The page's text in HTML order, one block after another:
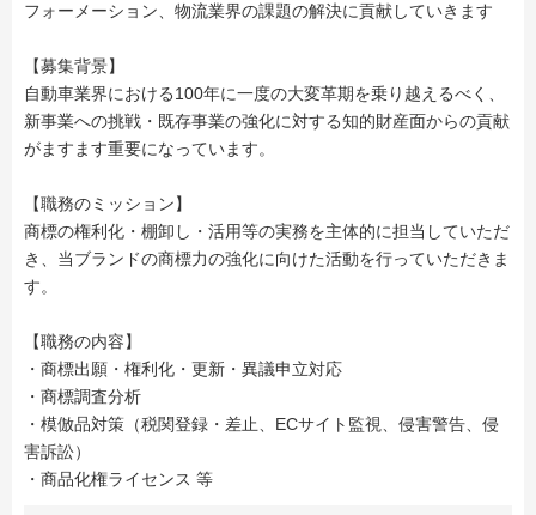
フォーメーション、物流業界の課題の解決に貢献していきます
【募集背景】
自動車業界における100年に一度の大変革期を乗り越えるべく、
新事業への挑戦・既存事業の強化に対する知的財産面からの貢献
がますます重要になっています。
【職務のミッション】
商標の権利化・棚卸し・活用等の実務を主体的に担当していただ
き、当ブランドの商標力の強化に向けた活動を行っていただきま
す。
【職務の内容】
・商標出願・権利化・更新・異議申立対応
・商標調査分析
・模倣品対策（税関登録・差止、ECサイト監視、侵害警告、侵
害訴訟）
・商品化権ライセンス 等